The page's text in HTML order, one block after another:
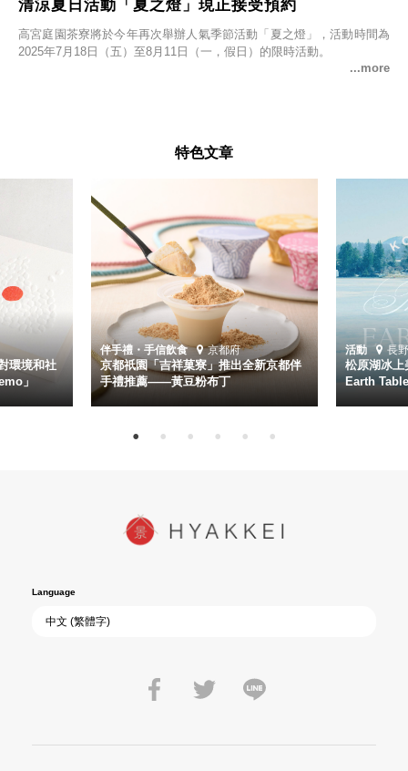
清涼夏日活動「夏之燈」現正接受預約
高宮庭園茶寮將於今年再次舉辦人氣季節活動「夏之燈」，活動時間為
2025年7月18日（五）至8月11日（一，假日）的限時活動。
特色文章
環境和社
」
伴手禮・手信飲食 京都府
京都祇園「吉祥菓寮」推出全新京都伴
手禮推薦——黃豆粉布丁
活動 長
松原湖冰
Earth
Language